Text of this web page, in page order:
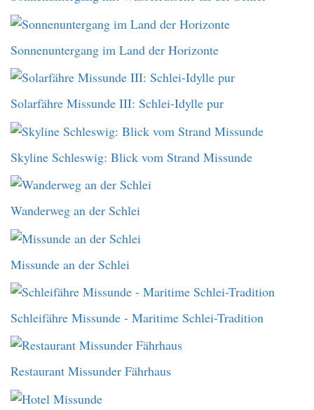
Sonnenuntergang im Land der Horizonte
Solarfähre Missunde III: Schlei-Idylle pur
Skyline Schleswig: Blick vom Strand Missunde
Wanderweg an der Schlei
Missunde an der Schlei
Schleifähre Missunde - Maritime Schlei-Tradition
Restaurant Missunder Fährhaus